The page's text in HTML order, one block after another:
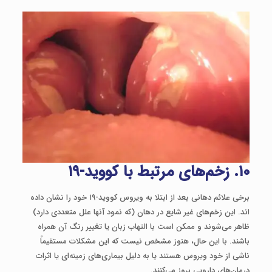
۱۰. زخم‌های مرتبط با کووید-۱۹
برخی علائم دهانی بعد از ابتلا به ویروس کووید-۱۹ خود را نشان داده
‌اند. این زخم‌های غیر شایع در دهان (که نمود آنها علل متعددی دارد)
ظاهر می‌شوند و ممکن است با التهاب زبان یا تغییر رنگ آن همراه
باشند. با این حال، هنوز مشخص نیست که این مشکلات مستقیماً
ناشی از خود ویروس هستند یا به دلیل بیماری‌های زمینه‌ای یا اثرات